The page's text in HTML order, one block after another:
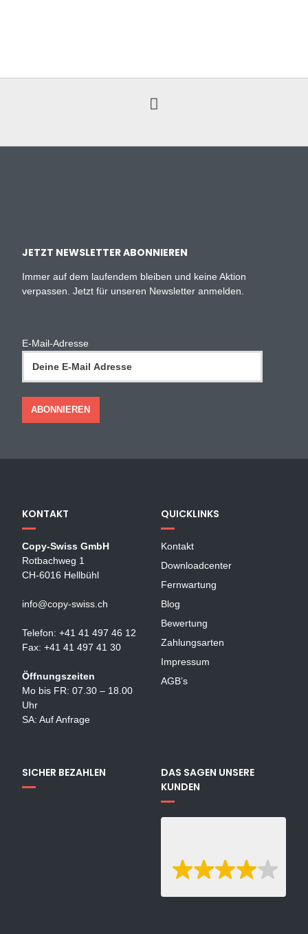
JETZT NEWSLETTER ABONNIEREN
Immer auf dem laufendem bleiben und keine Aktion
verpassen. Jetzt für unseren Newsletter anmelden.
E-Mail-Adresse
KONTAKT
Copy-Swiss GmbH
Rotbachweg 1
CH-6016 Hellbühl
info@copy-swiss.ch
Telefon: +41 41 497 46 12
Fax: +41 41 497 41 30
Öffnungszeiten
Mo bis FR: 07.30 – 18.00
Uhr
SA: Auf Anfrage
QUICKLINKS
Kontakt
Downloadcenter
Fernwartung
Blog
Bewertung
Zahlungsarten
Impressum
AGB’s
SICHER BEZAHLEN
DAS SAGEN UNSERE
KUNDEN